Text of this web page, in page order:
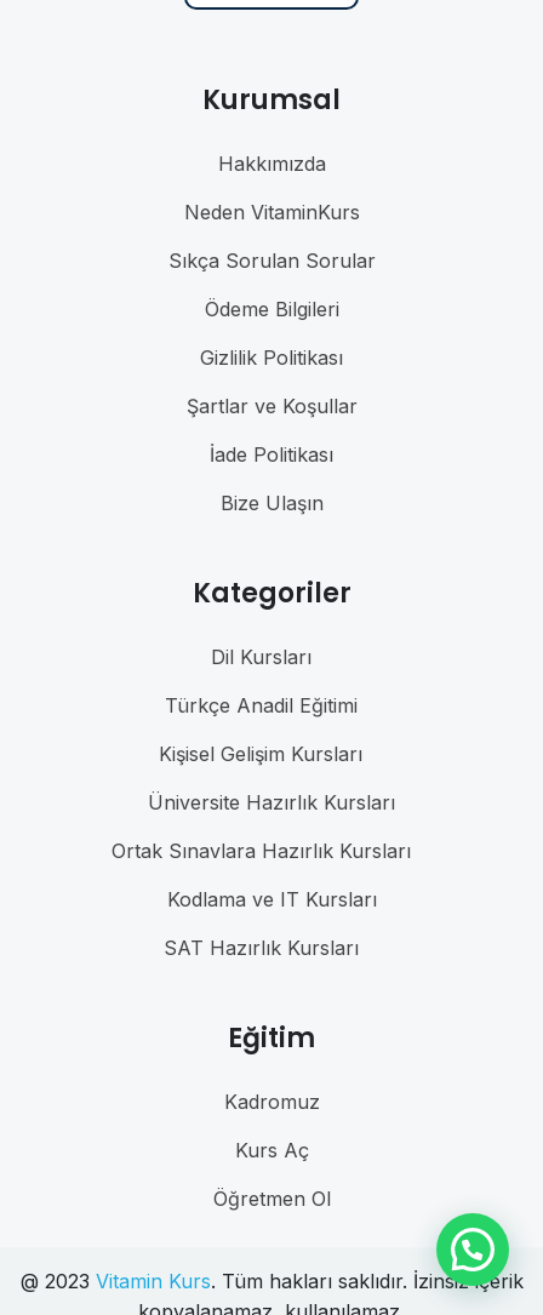
Kurumsal
Hakkımızda
Neden VitaminKurs
Sıkça Sorulan Sorular
Ödeme Bilgileri
Gizlilik Politikası
Şartlar ve Koşullar
İade Politikası
Bize Ulaşın
Kategoriler
Dil Kursları
Türkçe Anadil Eğitimi
Kişisel Gelişim Kursları
Üniversite Hazırlık Kursları
Ortak Sınavlara Hazırlık Kursları
Kodlama ve IT Kursları
SAT Hazırlık Kursları
Eğitim
Kadromuz
Kurs Aç
Öğretmen Ol
@ 2023 Vitamin Kurs. Tüm hakları saklıdır. İzinsiz içerik